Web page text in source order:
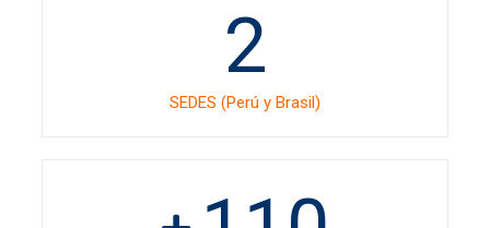
2
SEDES (Perú y Brasil)